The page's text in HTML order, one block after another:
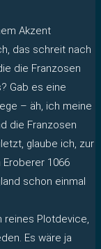
Akzent
das schreit nach
die Franzosen
Gab es eine
– äh, ich meine
die Franzosen
glaube ich, zur
Eroberer 1066
schon einmal
reines Plotdevice,
Es wäre ja